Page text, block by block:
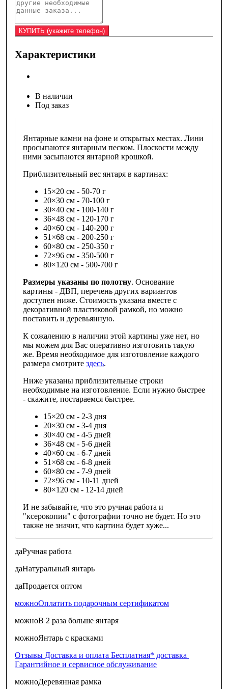
Характеристики
В наличии
Под заказ
Янтарные камни на фоне и открытых местах. Лини
просыпаются янтарным песком. Плоскости между
ними засыпаются янтарной крошкой.
Приблизительный вес янтаря в картинах:
15×20 см - 50-70 г
20×30 см - 70-100 г
30×40 см - 100-140 г
36×48 см - 120-170 г
40×60 см - 140-200 г
51×68 см - 200-250 г
60×80 см - 250-350 г
72×96 см - 350-500 г
80×120 см - 500-700 г
Размеры указаны по полотну. Основание
картины - ДВП, перечень других вариантов
доступен ниже. Стоимость указана вместе с
декоративной пластиковой рамкой, но можно
поставить и деревьянную.
К сожалению в наличии этой картины уже нет, но
мы можем для Вас оперативно изготовить такую
же. Время необходимое для изготовление каждого
размера смотрите здесь.
Ниже указаны приблизительные строки
необходимые на изготовление. Если нужно быстрее
- скажите, постараемся быстрее.
15×20 см - 2-3 дня
20×30 см - 3-4 дня
30×40 см - 4-5 дней
36×48 см - 5-6 дней
40×60 см - 6-7 дней
51×68 см - 6-8 дней
60×80 см - 7-9 дней
72×96 см - 10-11 дней
80×120 см - 12-14 дней
И не забывайте, что это ручная работа и
"ксерокопии" с фотографии точно не будет. Но это
также не значит, что картина будет хуже...
даРучная работа
даНатуральный янтарь
даПродается оптом
можноОплатить подарочным сертификатом
можноВ 2 раза больше янтаря
можноЯнтарь с красками
Отзывы Доставка и оплата Бесплатная* доставка
Гарантийное и сервисное обслуживание
можноДеревянная рамка